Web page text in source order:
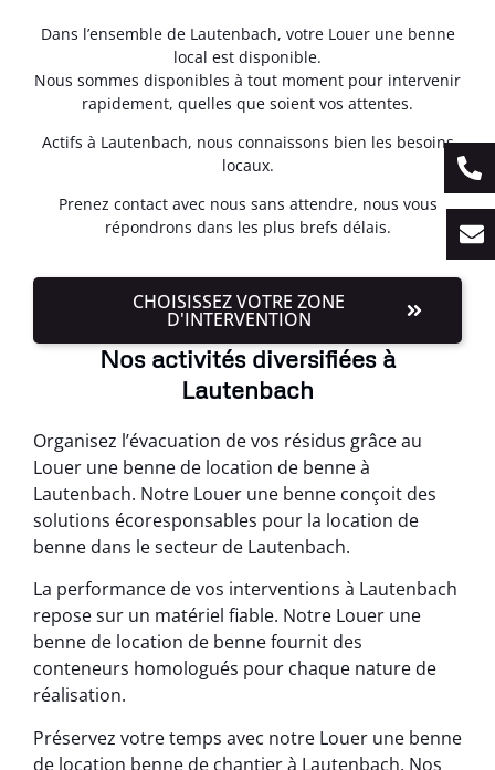
Dans l’ensemble de Lautenbach, votre Louer une benne
local est disponible.
Nous sommes disponibles à tout moment pour intervenir
rapidement, quelles que soient vos attentes.
Actifs à Lautenbach, nous connaissons bien les besoins
locaux.
Prenez contact avec nous sans attendre, nous vous
répondrons dans les plus brefs délais.
CHOISISSEZ VOTRE ZONE
D'INTERVENTION
Nos activités diversifiées à
Lautenbach
Organisez l’évacuation de vos résidus grâce au
Louer une benne de location de benne à
Lautenbach. Notre Louer une benne conçoit des
solutions écoresponsables pour la location de
benne dans le secteur de Lautenbach.
La performance de vos interventions à Lautenbach
repose sur un matériel fiable. Notre Louer une
benne de location de benne fournit des
conteneurs homologués pour chaque nature de
réalisation.
Préservez votre temps avec notre Louer une benne
de location benne de chantier à Lautenbach. Nos